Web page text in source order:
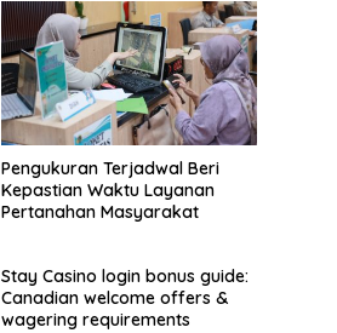
Pengukuran Terjadwal Beri
Kepastian Waktu Layanan
Pertanahan Masyarakat
Stay Casino login bonus guide:
Canadian welcome offers &
wagering requirements